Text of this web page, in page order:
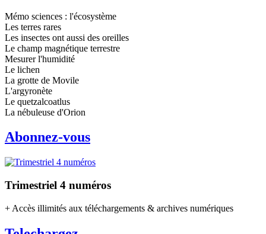
Mémo sciences : l'écosystème
Les terres rares
Les insectes ont aussi des oreilles
Le champ magnétique terrestre
Mesurer l'humidité
Le lichen
La grotte de Movile
L'argyronète
Le quetzalcoatlus
La nébuleuse d'Orion
Abonnez-vous
Trimestriel 4 numéros
+ Accès illimités aux téléchargements & archives numériques